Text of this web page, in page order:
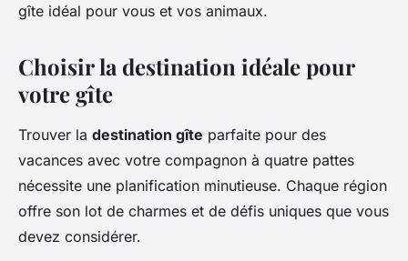
gîte idéal pour vous et vos animaux.
Choisir la destination idéale pour
votre gîte
Trouver la destination gîte parfaite pour des
vacances avec votre compagnon à quatre pattes
nécessite une planification minutieuse. Chaque région
offre son lot de charmes et de défis uniques que vous
devez considérer.